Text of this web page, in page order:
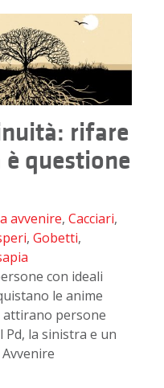
rifare
questione
avvenire, Cacciari,
, Gobetti,
con ideali
le anime
persone
la sinistra e un